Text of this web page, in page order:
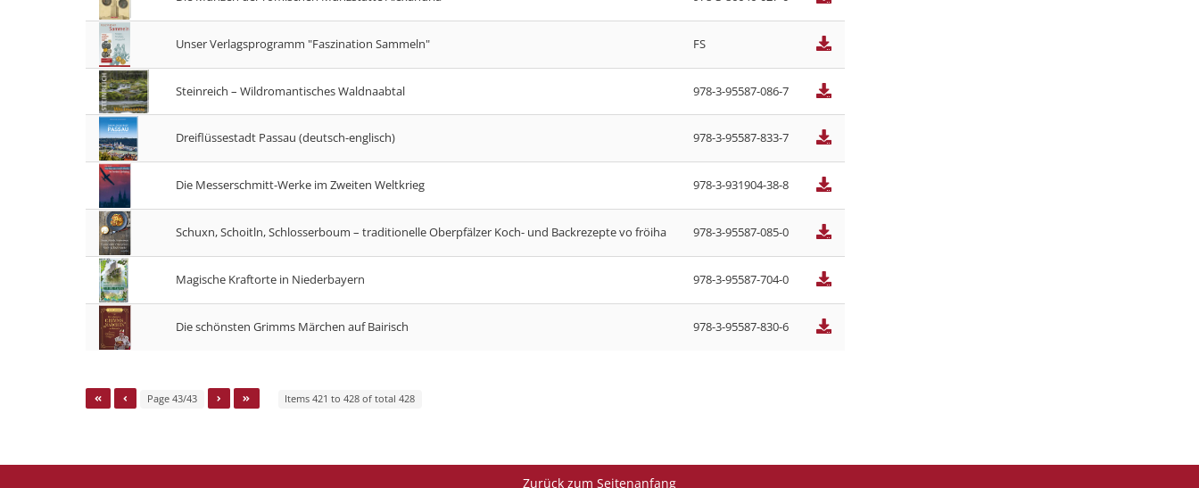
Unser Verlagsprogramm "Faszination Sammeln" FS
Steinreich – Wildromantisches Waldnaabtal 978-3-95587-086-7
Dreiflüssestadt Passau (deutsch-englisch) 978-3-95587-833-7
Die Messerschmitt-Werke im Zweiten Weltkrieg 978-3-931904-38-8
Schuxn, Schoitln, Schlosserboum – traditionelle Oberpfälzer Koch- und Backrezepte vo fröiha 978-3-95587-085-0
Magische Kraftorte in Niederbayern 978-3-95587-704-0
Die schönsten Grimms Märchen auf Bairisch 978-3-95587-830-6
Page 43/43 Items 421 to 428 of total 428
Zurück zum Seitenanfang